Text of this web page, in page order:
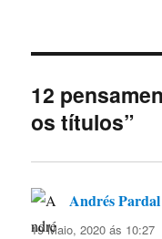
12
os títulos”
Andrés
19 Maio, 2020 ás 10:27